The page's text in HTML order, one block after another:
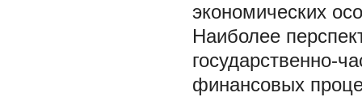
экономических
Наиболее
государственно-
финансовых